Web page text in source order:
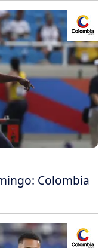
Colombia